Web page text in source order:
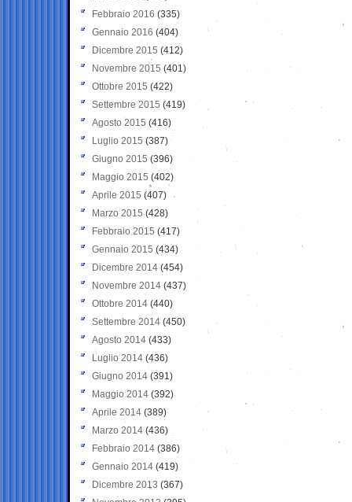
Febbraio 2016 (335)
Gennaio 2016 (404)
Dicembre 2015 (412)
Novembre 2015 (401)
Ottobre 2015 (422)
Settembre 2015 (419)
Agosto 2015 (416)
Luglio 2015 (387)
Giugno 2015 (396)
Maggio 2015 (402)
Aprile 2015 (407)
Marzo 2015 (428)
Febbraio 2015 (417)
Gennaio 2015 (434)
Dicembre 2014 (454)
Novembre 2014 (437)
Ottobre 2014 (440)
Settembre 2014 (450)
Agosto 2014 (433)
Luglio 2014 (436)
Giugno 2014 (391)
Maggio 2014 (392)
Aprile 2014 (389)
Marzo 2014 (436)
Febbraio 2014 (386)
Gennaio 2014 (419)
Dicembre 2013 (367)